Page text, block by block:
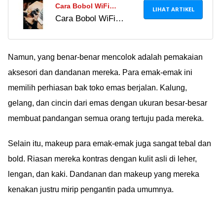
Cara Bobol WiFi
Voucher: Mengakses
Cara Bobol WiFi
Mudah!
LIHAT ARTIKEL
Namun, yang benar-benar mencolok adalah pemakaian
aksesori dan dandanan mereka. Para emak-emak ini
memilih perhiasan bak toko emas berjalan. Kalung,
gelang, dan cincin dari emas dengan ukuran besar-besar
membuat pandangan semua orang tertuju pada mereka.
Selain itu, makeup para emak-emak juga sangat tebal dan
bold. Riasan mereka kontras dengan kulit asli di leher,
lengan, dan kaki. Dandanan dan makeup yang mereka
kenakan justru mirip pengantin pada umumnya.